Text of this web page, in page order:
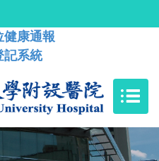
健康通報
記系統